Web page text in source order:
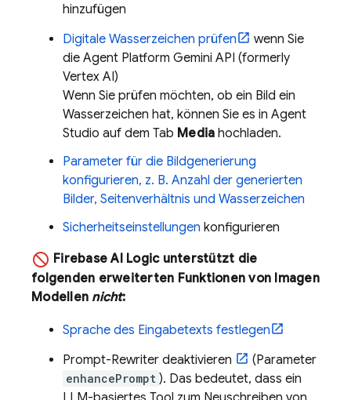
hinzufügen
Digitale Wasserzeichen prüfen
wenn Sie
die Agent Platform Gemini API (formerly
Vertex AI)
Wenn Sie prüfen möchten, ob ein Bild ein
Wasserzeichen hat, können Sie es in Agent
Studio auf dem Tab Media hochladen.
Parameter für die Bildgenerierung
konfigurieren, z. B. Anzahl der generierten
Bilder, Seitenverhältnis und Wasserzeichen
Sicherheitseinstellungen konfigurieren
Firebase AI Logicunterstützt die
folgenden erweiterten Funktionen von Imagen
Modellen nicht:
Sprache des Eingabetexts festlegen
Prompt-Rewriter deaktivieren
(Parameter
enhancePrompt ). Das bedeutet, dass ein